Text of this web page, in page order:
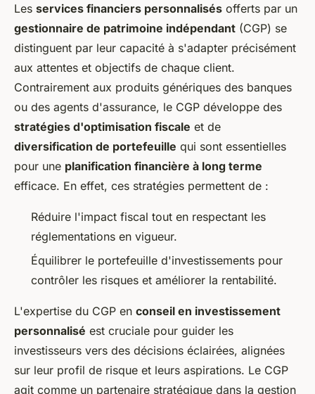
Les services financiers personnalisés offerts par un
gestionnaire de patrimoine indépendant (CGP) se
distinguent par leur capacité à s'adapter précisément
aux attentes et objectifs de chaque client.
Contrairement aux produits génériques des banques
ou des agents d'assurance, le CGP développe des
stratégies d'optimisation fiscale et de
diversification de portefeuille qui sont essentielles
pour une planification financière à long terme
efficace. En effet, ces stratégies permettent de :
Réduire l'impact fiscal tout en respectant les
réglementations en vigueur.
Équilibrer le portefeuille d'investissements pour
contrôler les risques et améliorer la rentabilité.
L'expertise du CGP en conseil en investissement
personnalisé est cruciale pour guider les
investisseurs vers des décisions éclairées, alignées
sur leur profil de risque et leurs aspirations. Le CGP
agit comme un partenaire stratégique dans la gestion